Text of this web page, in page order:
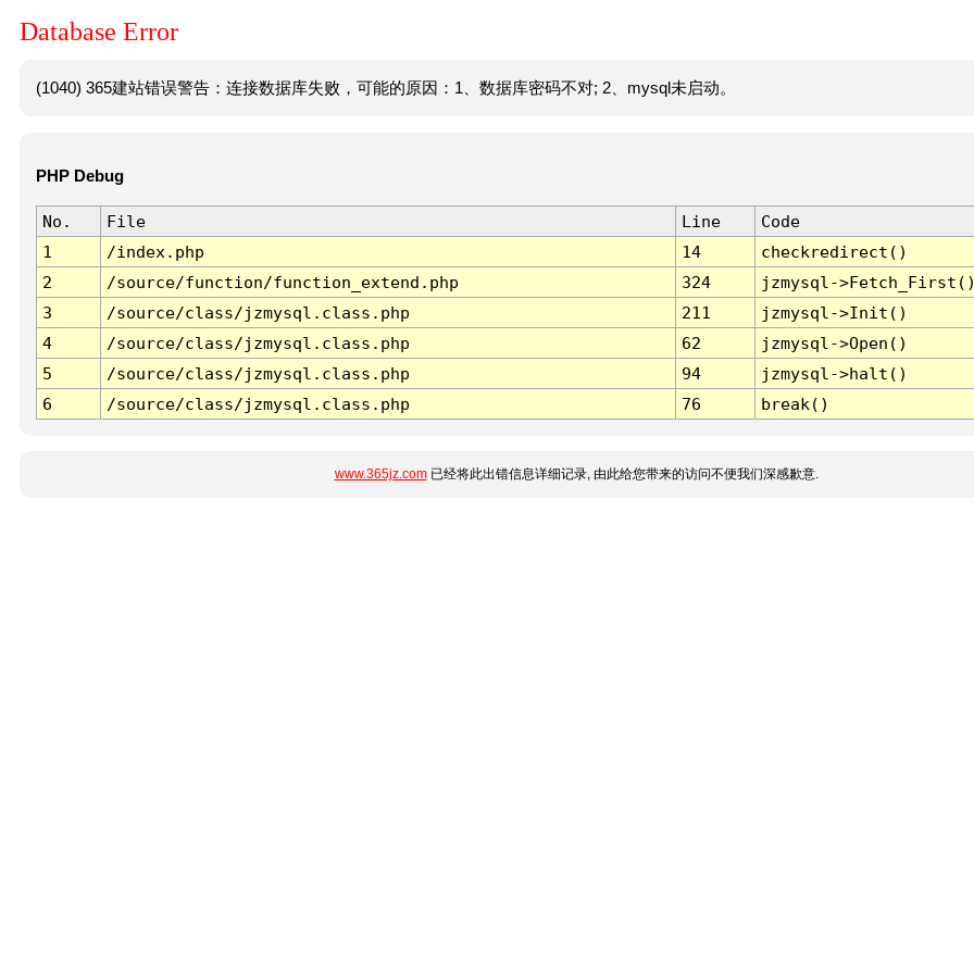
Database Error
(1040) 365建站错误警告：连接数据库失败，可能的原因：1、数据库密码不对; 2、mysql未启动。
PHP Debug
No. File Line
Code
1
/index.php 14
checkredirect()
2
/source/function/function_extend.php 324
jzmysql-
3
/source/class/jzmysql.class.php 211
jzmysql->Init()
4
/source/class/jzmysql.class.php 62
jzmysql->Open()
5
/source/class/jzmysql.class.php 94
jzmysql->halt()
6
/source/class/jzmysql.class.php 76 break()
www.365jz.com已经将此出错信息详细记录, 由此给您带来的访问不便我们深感歉意.